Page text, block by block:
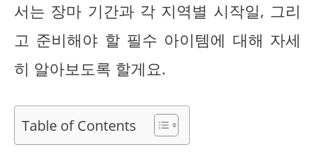
서는 장마 기간과 각 지역별 시작일, 그리
고 준비해야 할 필수 아이템에 대해 자세
히 알아보도록 할게요.
Table of Contents